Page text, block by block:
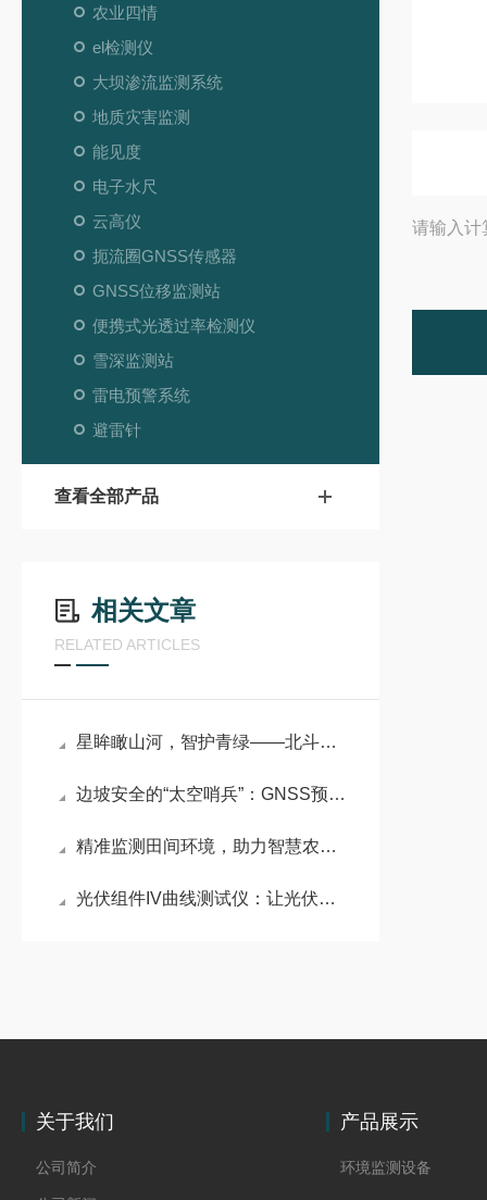
农业四情
el检测仪
大坝渗流监测系统
地质灾害监测
能见度
电子水尺
云高仪
扼流圈GNSS传感器
GNSS位移监测站
便携式光透过率检测仪
雪深监测站
雷电预警系统
避雷针
查看全部产品
相关文章
RELATED ARTICLES
星眸瞰山河，智护青绿——北斗生态环境自动监测站赋能智慧环保
边坡安全的“太空哨兵”：GNSS预警监测系统守护地质防线
精准监测田间环境，助力智慧农业提质增效——固定式田间小气候自动观测站
光伏组件IV曲线测试仪：让光伏工作变的简单易懂
请输入计
关于我们
公司简介
产品展示
环境监测设备